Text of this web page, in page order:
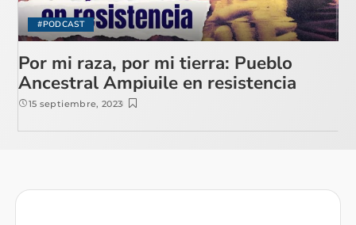
#PODCAST
Por mi raza, por mi tierra: Pueblo
Ancestral Ampiuile en resistencia
15 septiembre, 2023